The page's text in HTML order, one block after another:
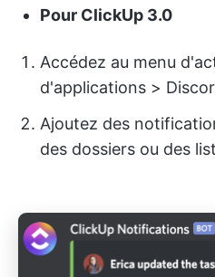
Pour ClickUp 3.0
Accédez au menu
d'applications >
Ajoutez des
des dossiers ou des